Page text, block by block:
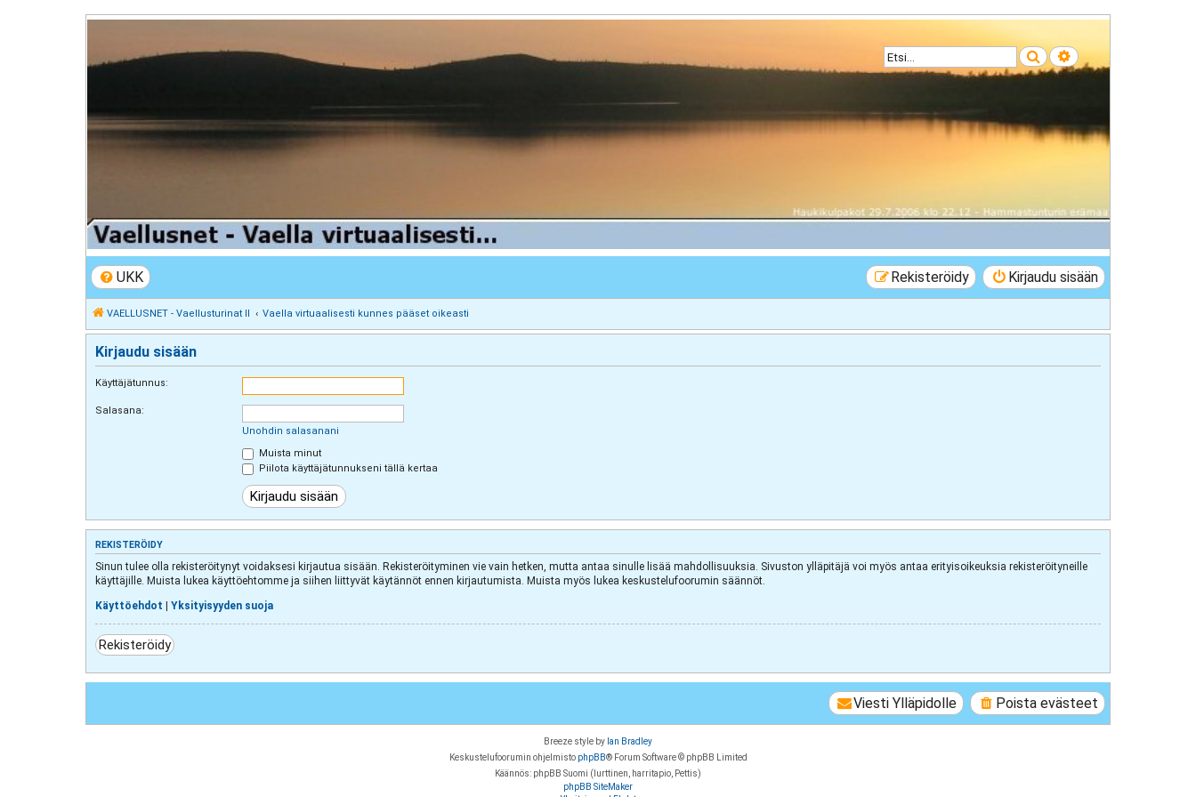
Etsi Tarkennettu haku
VAELLUSNET - Vaellusturinat II
Keskustelua vaeltamisesta ja Lapista
UKK Kirjaudu sisään
Rekisteröidy
VAELLUSNET - Vaellusturinat II Vaella virtuaalisesti kunnes pääset oikeasti
Kirjaudu sisään
Käyttäjätunnus:
Salasana:
Unohdin salasanani
Muista minut
Piilota käyttäjätunnukseni tällä kertaa
REKISTERÖIDY
Sinun tulee olla rekisteröitynyt voidaksesi kirjautua sisään. Rekisteröityminen vie vain hetken, mutta antaa sinulle lisää mahdollisuuksia. Sivuston ylläpitäjä voi myös antaa erityisoikeuksia rekisteröityneille
käyttäjille. Muista lukea käyttöehtomme ja siihen liittyvät käytännöt ennen kirjautumista. Muista myös lukea keskustelufoorumin säännöt.
Käyttöehdot | Yksityisyyden suoja
Rekisteröidy
Poista evästeet
Viesti Ylläpidolle
Breeze style by Ian Bradley
Keskustelufoorumin ohjelmisto phpBB® Forum Software © phpBB Limited
Käännös: phpBB Suomi (lurttinen, harritapio, Pettis)
phpBB SiteMaker